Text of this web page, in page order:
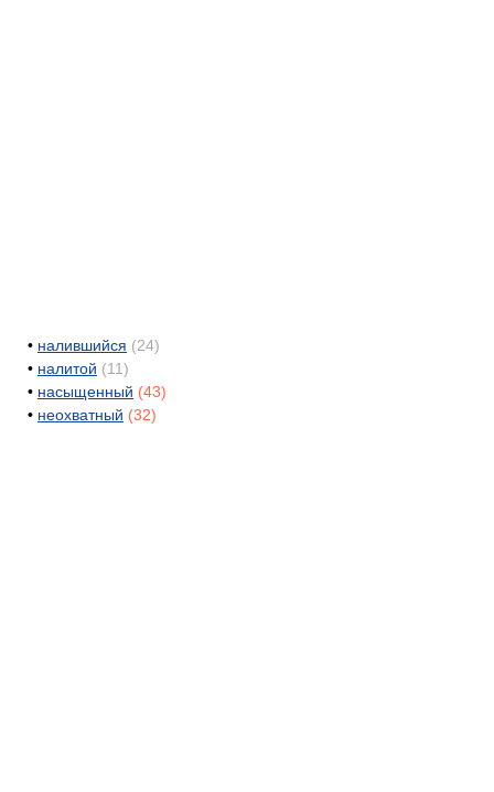
• налившийся (24)
• налитой (11)
• насыщенный (43)
• неохватный (32)